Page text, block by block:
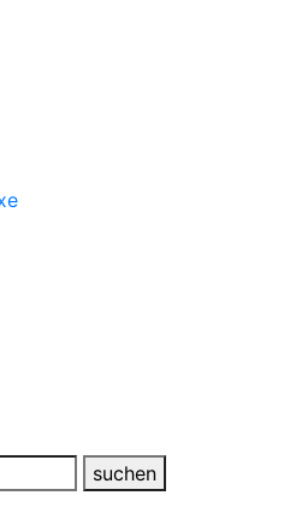
suchen